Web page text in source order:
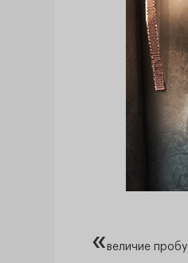
«величие